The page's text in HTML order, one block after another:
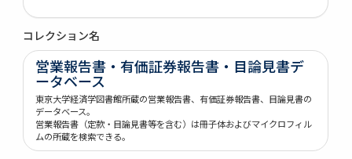
コレクション名
営業報告書・有価証券報告書・目論見書デ
ータベース
東京大学経済学図書館所蔵の営業報告書、有価証券報告書、目論見書の
データベース。
営業報告書（定款・目論見書等を含む）は冊子体およびマイクロフィル
ムの所蔵を検索できる。